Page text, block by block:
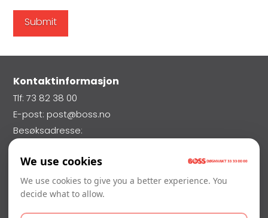
Kontaktinformasjon
Tlf: 73 82 38 00
E-post: post@boss.no
Besøksadresse:
7026 Trondheim
Vakttelefon: 33 33 00 00
Orgnr: 946 514 004
We use cookies
We use cookies to give you a better experience. You
decide what to allow.